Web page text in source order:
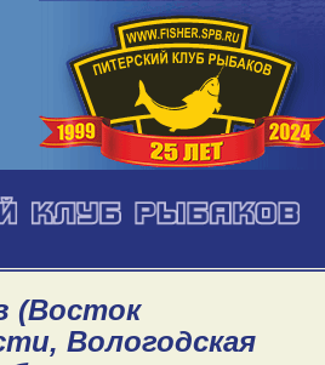
(Восток
Вологодская